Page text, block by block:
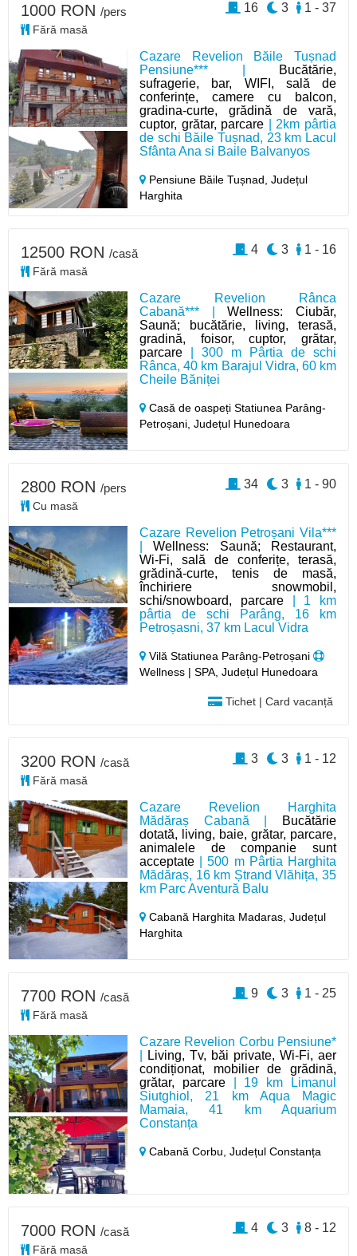
Cazare Revelion Băile Tușnad
Pensiune*** |
Bucătărie,
sufragerie, bar, WIFI, sală de
conferințe, camere cu balcon,
gradina-curte, grădină de vară,
cuptor, grătar, parcare | 2km pârtia
de schi Băile Tușnad, 23 km Lacul
Sfânta Ana si Baile Balvanyos
Pensiune Băile Tușnad,Județul
Harghita
1000 RON /pers
Fără masă
1 - 37
3
16
Cazare Revelion Rânca
Cabană*** |Wellness: Ciubăr,
Saună; bucătărie, living, terasă,
gradină, foisor, cuptor, grătar,
parcare | 300 m Pârtia de schi
Rânca, 40 km Barajul Vidra, 60 km
Cheile Băniței
Casă de oaspeți Statiunea Parâng-
Petroșani,Județul Hunedoara
12500 RON /casă
Fără masă
1 - 16
3
4
Cazare Revelion Petroșani Vila***
|Wellness: Saună; Restaurant,
Wi-Fi, sală de conferițe, terasă,
grădină-curte, tenis de masă,
închiriere snowmobil,
schi/snowboard, parcare| 1 km
pârtia de schi Parâng, 16 km
Petroșasni, 37 km Lacul Vidra
Vilă Statiunea Parâng-Petroșani
Wellness | SPA, Județul Hunedoara
Tichet | Card vacanță
2800 RON /pers
Cu masă
1 - 90
3
34
Cazare Revelion Harghita
Mădăraș Cabană |
Bucătărie
dotată, living, baie, grătar, parcare,
animalele de companie sunt
acceptate | 500 m Pârtia Harghita
Mădăraș, 16 km Ștrand Vlăhița, 35
km Parc Aventură Balu
Cabană Harghita Madaras,Județul
Harghita
3200 RON /casă
Fără masă
1 - 12
3
3
Cazare Revelion Corbu Pensiune*
Living, Tv, băi private, Wi-Fi, aer
condiționat, mobilier de grădină,
grătar, parcare| 19 km Limanul
Siutghiol, 21 km Aqua Magic
Mamaia, 41 km Aquarium
Constanța
Cabană Corbu,Județul Constanța
7700 RON /casă
Fără masă
1 - 25
3
9
7000 RON /casă
Fără masă
8 - 12
3
4